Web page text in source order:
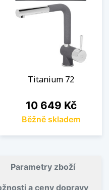
Titanium 72
Cena
10 649 Kč
Běžně skladem
Parametry zboží
a ceny dopravy